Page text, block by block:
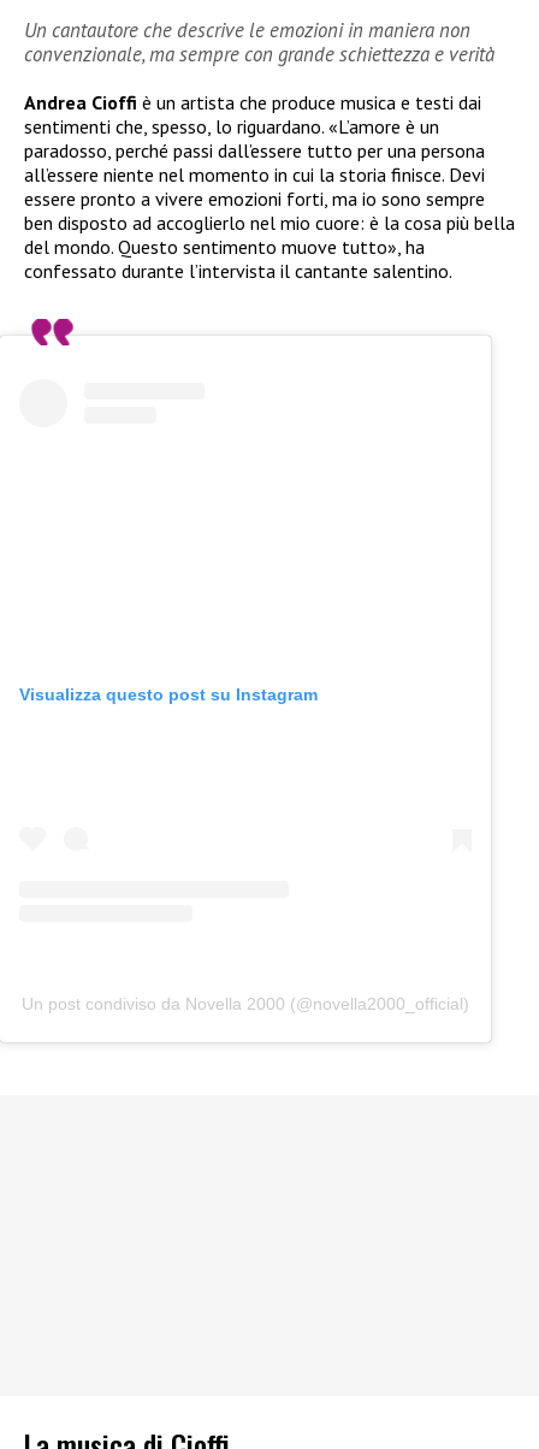
Un cantautore che descrive le emozioni in maniera non
convenzionale, ma sempre con grande schiettezza e verità
Andrea Cioffi è un artista che produce musica e testi dai
sentimenti che, spesso, lo riguardano. «L’amore è un
paradosso, perché passi dall’essere tutto per una persona
all’essere niente nel momento in cui la storia finisce. Devi
essere pronto a vivere emozioni forti, ma io sono sempre
ben disposto ad accoglierlo nel mio cuore: è la cosa più bella
del mondo. Questo sentimento muove tutto», ha
confessato durante l’intervista il cantante salentino.
Visualizza questo post su Instagram
Un post condiviso da Novella 2000 (@novella2000_official)